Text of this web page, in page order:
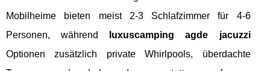
Mobilheime bieten meist 2-3 Schlafzimmer für 4-6
Personen, während
luxuscamping agde jacuzzi
Optionen zusätzlich private Whirlpools, überdachte